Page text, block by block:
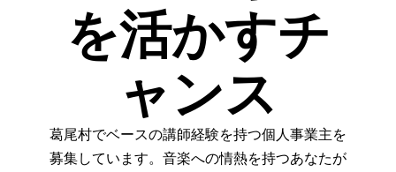
を活かすチ
ャンス
葛尾村でベースの講師経験を持つ個人事業主を
募集しています。音楽への情熱を持つあなたが